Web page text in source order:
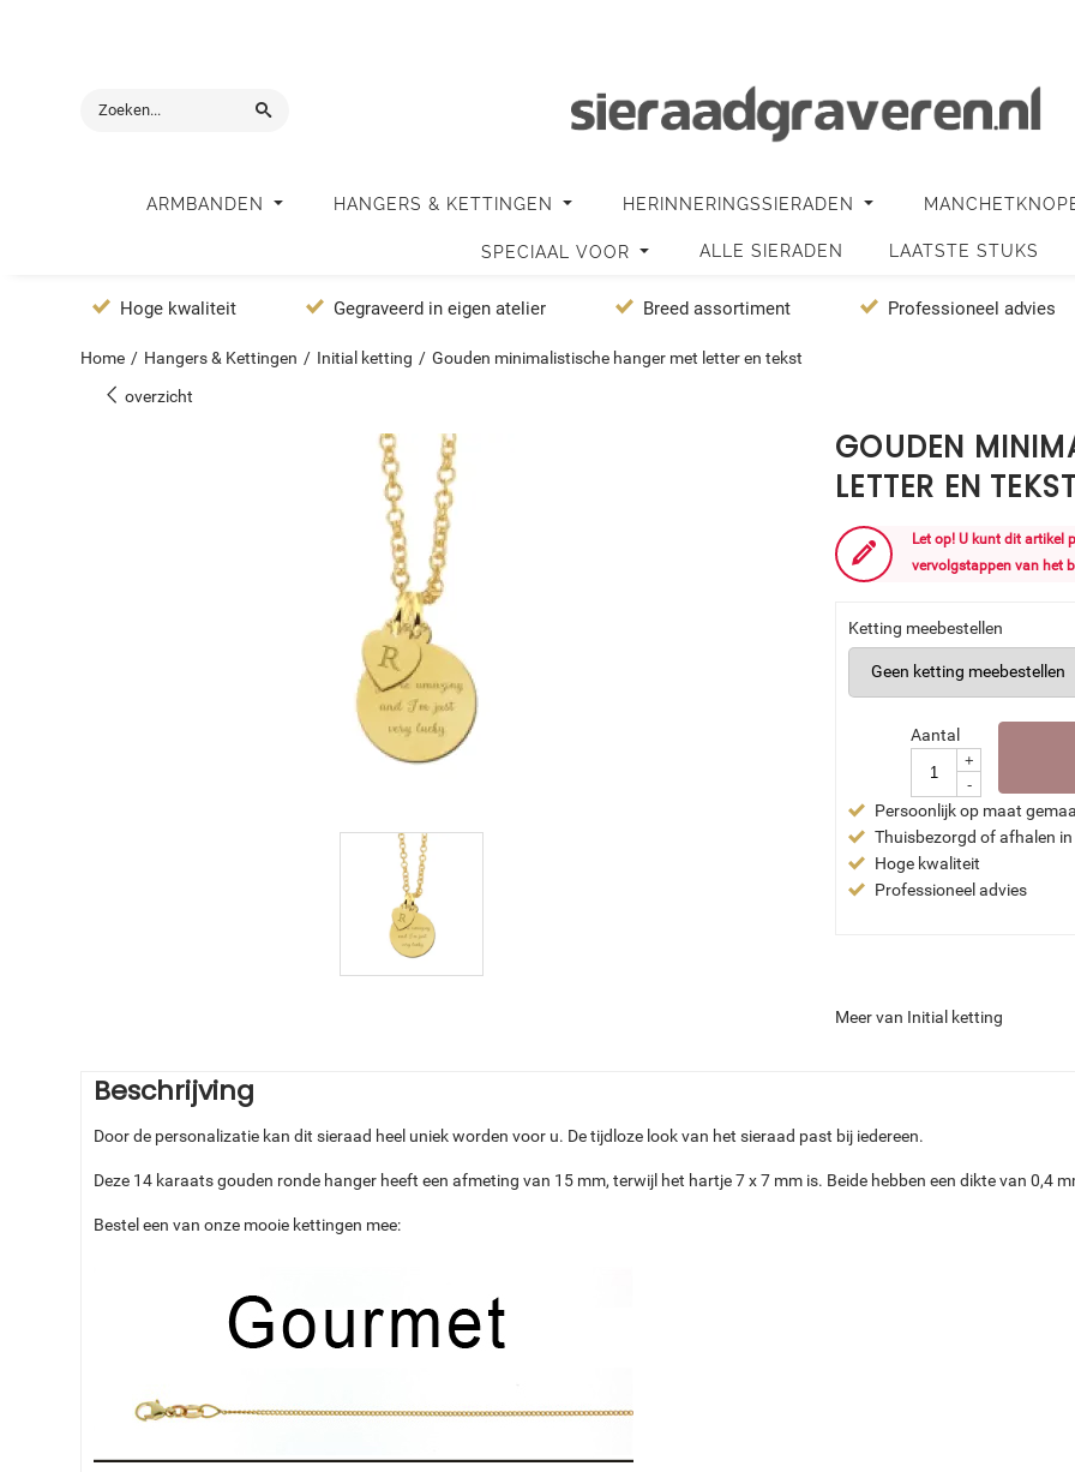
ARMBANDEN HANGERS & KETTINGEN HERINNERINGSSIERADEN
SPECIAAL VOOR ALLE SIERADEN LAATSTE STUKS
Hoge kwaliteit Gegraveerd in eigen atelier Breed assortiment Professioneel advies
Home / Hangers & Kettingen / Initial ketting / Gouden minimalistische hanger met letter en tekst
overzicht
GOUDEN
LETTER EN
Let op! U kunt dit artikel
vervolgstappen van het
Ketting meebestellen
Aantal
+
-
Persoonlijk op maat
Thuisbezorgd of afhalen
Hoge kwaliteit
Professioneel advies
Meer van Initial ketting
Beschrijving
Door de personalizatie kan dit sieraad heel uniek worden voor u. De tijdloze look van het sieraad past bij iedereen.
Deze 14 karaats gouden ronde hanger heeft een afmeting van 15 mm, terwijl het hartje 7 x 7 mm is. Beide hebben een dikte van 0,4
Bestel een van onze mooie kettingen mee: